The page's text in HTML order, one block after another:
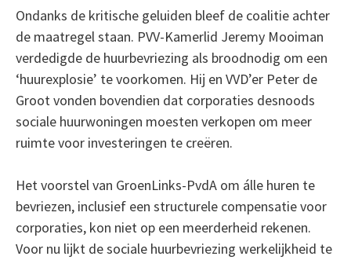
Ondanks de kritische geluiden bleef de coalitie achter
de maatregel staan. PVV-Kamerlid Jeremy Mooiman
verdedigde de huurbevriezing als broodnodig om een
‘huurexplosie’ te voorkomen. Hij en VVD’er Peter de
Groot vonden bovendien dat corporaties desnoods
sociale huurwoningen moesten verkopen om meer
ruimte voor investeringen te creëren.
Het voorstel van GroenLinks-PvdA om álle huren te
bevriezen, inclusief een structurele compensatie voor
corporaties, kon niet op een meerderheid rekenen.
Voor nu lijkt de sociale huurbevriezing werkelijkheid te